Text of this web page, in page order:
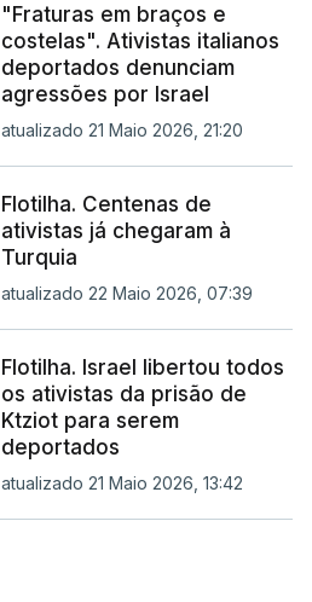
"Fraturas em braços e
costelas". Ativistas italianos
deportados denunciam
agressões por Israel
atualizado 21 Maio 2026, 21:20
Flotilha. Centenas de
ativistas já chegaram à
Turquia
atualizado 22 Maio 2026, 07:39
Flotilha. Israel libertou todos
os ativistas da prisão de
Ktziot para serem
deportados
atualizado 21 Maio 2026, 13:42